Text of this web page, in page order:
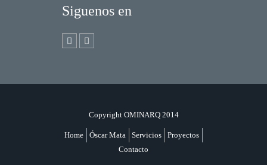
Siguenos en
Copyright OMINARQ 2014
Home Óscar Mata Servicios
Proyectos
Contacto